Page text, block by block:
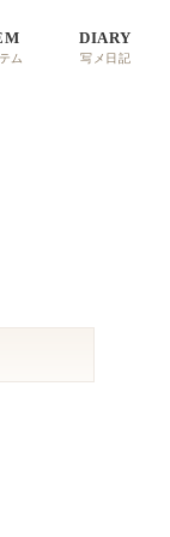
ム
DIARY
写メ日記